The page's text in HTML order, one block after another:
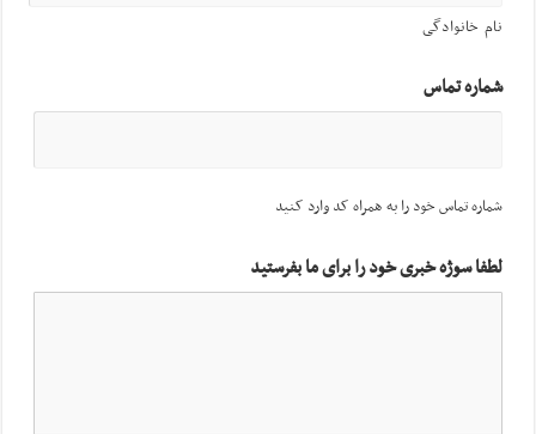
نام خانوادگی
شماره تماس
شماره تماس خود را به همراه کد وارد کنید
لطفا سوژه خبری خود را برای ما بفرستید